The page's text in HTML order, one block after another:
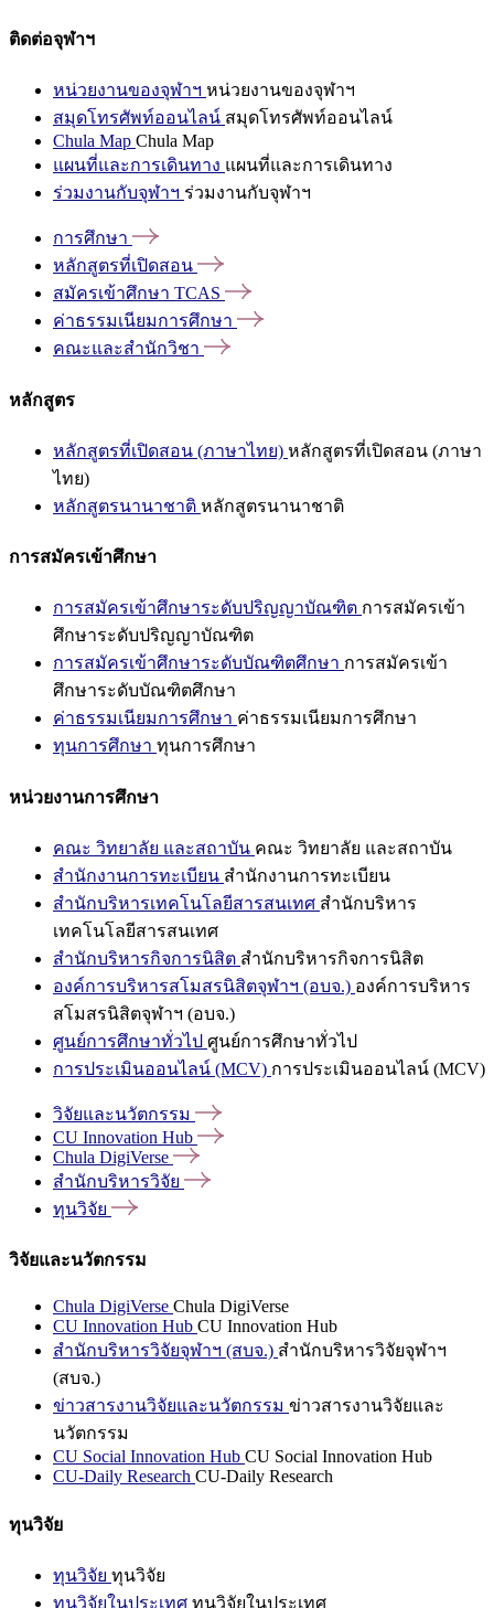
ติดต่อจุฬาฯ
หน่วยงานของจุฬาฯ หน่วยงานของจุฬาฯ
สมุดโทรศัพท์ออนไลน์ สมุดโทรศัพท์ออนไลน์
Chula Map Chula Map
แผนที่และการเดินทาง แผนที่และการเดินทาง
ร่วมงานกับจุฬาฯ ร่วมงานกับจุฬาฯ
การศึกษา
หลักสูตรที่เปิดสอน
สมัครเข้าศึกษา TCAS
ค่าธรรมเนียมการศึกษา
คณะและสำนักวิชา
หลักสูตร
หลักสูตรที่เปิดสอน (ภาษาไทย) หลักสูตรที่เปิดสอน (ภาษา
ไทย)
หลักสูตรนานาชาติ หลักสูตรนานาชาติ
การสมัครเข้าศึกษา
การสมัครเข้าศึกษาระดับปริญญาบัณฑิต การสมัครเข้า
ศึกษาระดับปริญญาบัณฑิต
การสมัครเข้าศึกษาระดับบัณฑิตศึกษา การสมัครเข้า
ศึกษาระดับบัณฑิตศึกษา
ค่าธรรมเนียมการศึกษา ค่าธรรมเนียมการศึกษา
ทุนการศึกษา ทุนการศึกษา
หน่วยงานการศึกษา
คณะ วิทยาลัย และสถาบัน คณะ วิทยาลัย และสถาบัน
สำนักงานการทะเบียน สำนักงานการทะเบียน
สำนักบริหารเทคโนโลยีสารสนเทศ สำนักบริหาร
เทคโนโลยีสารสนเทศ
สำนักบริหารกิจการนิสิต สำนักบริหารกิจการนิสิต
องค์การบริหารสโมสรนิสิตจุฬาฯ (อบจ.) องค์การบริหาร
สโมสรนิสิตจุฬาฯ (อบจ.)
ศูนย์การศึกษาทั่วไป ศูนย์การศึกษาทั่วไป
การประเมินออนไลน์ (MCV) การประเมินออนไลน์ (MCV)
วิจัยและนวัตกรรม
CU Innovation Hub
Chula DigiVerse
สำนักบริหารวิจัย
ทุนวิจัย
วิจัยและนวัตกรรม
Chula DigiVerse Chula DigiVerse
CU Innovation Hub CU Innovation Hub
สำนักบริหารวิจัยจุฬาฯ (สบจ.) สำนักบริหารวิจัยจุฬาฯ
(สบจ.)
ข่าวสารงานวิจัยและนวัตกรรม ข่าวสารงานวิจัยและ
นวัตกรรม
CU Social Innovation Hub CU Social Innovation Hub
CU-Daily Research CU-Daily Research
ทุนวิจัย
ทุนวิจัย ทุนวิจัย
ทุนวิจัยในประเทศ ทุนวิจัยในประเทศ